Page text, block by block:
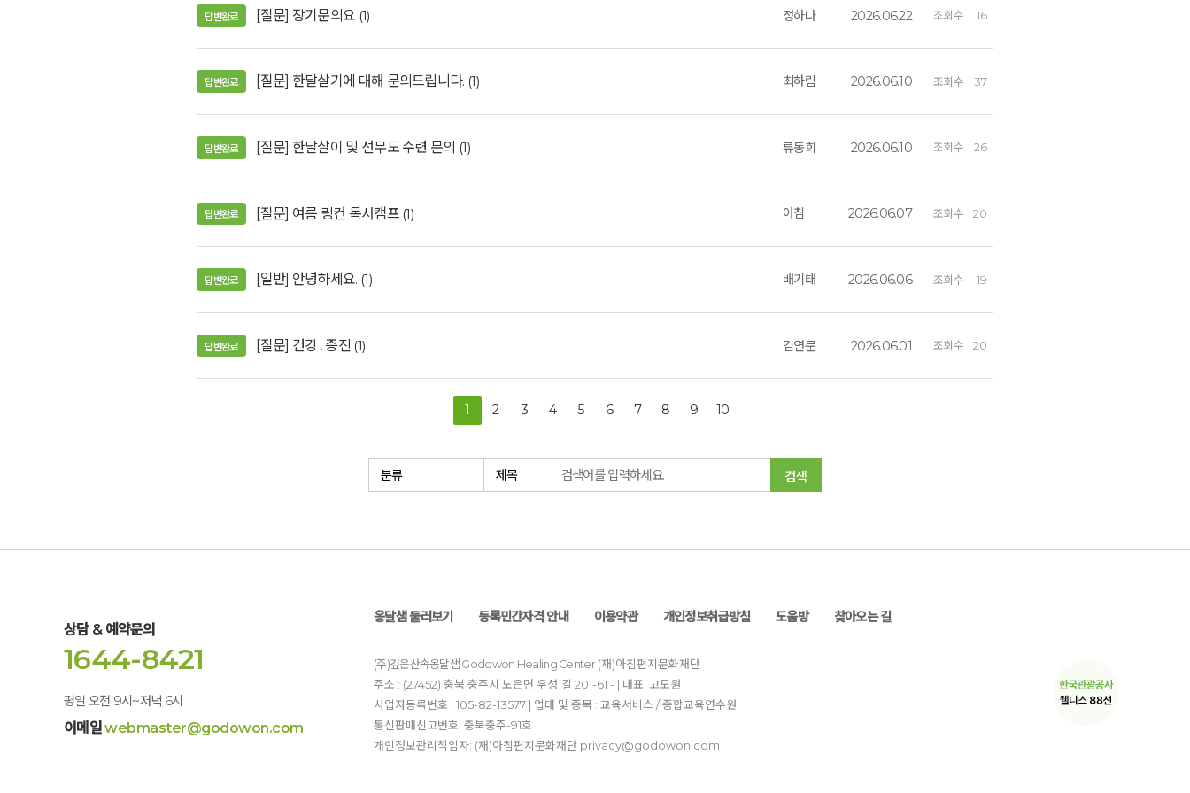
답변완료 [질문] 장기문의요 (1) 정하나 2026.06.22 조회수 16
답변완료 [질문] 한달살기에 대해 문의드립니다. (1) 최하림 2026.06.10 조회수 37
답변완료 [질문] 한달살이 및 선무도 수련 문의 (1) 류동희 2026.06.10 조회수 26
답변완료 [질문] 여름 링컨 독서캠프 (1) 아침 2026.06.07 조회수 20
답변완료 [일반] 안녕하세요. (1) 배기태 2026.06.06 조회수 19
답변완료 [질문] 건강 . 증진 (1) 김연문 2026.06.01 조회수 20
1 2 3 4 5 6 7 8 9 10
검색
상담 & 예약문의
1644-8421
평일 오전 9시~저녁 6시
이메일webmaster@godowon.com
옹달샘 둘러보기 등록민간자격 안내 이용약관 개인정보취급방침 도움방 찾아오는 길
(주)깊은산속옹달샘 Godowon Healing Center(재)아침편지문화재단
주소 : (27452) 충북 충주시 노은면 우성1길 201-61 - | 대표: 고도원
사업자등록번호 : 105-82-13577 | 업태 및 종목 : 교육서비스 / 종합교육연수원
통신판매신고번호: 충북충주-91호
개인정보관리책임자: (재)아침편지문화재단 privacy@godowon.com